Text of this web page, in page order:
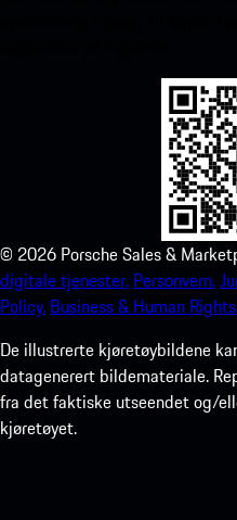
© 2026 Porsche Sales &
digitale tjenester. Personvern.
Policy. Business & Human
De illustrerte kjøretøybildene
datagenerert bildemateriale.
fra det faktiske utseendet og/
kjøretøyet.